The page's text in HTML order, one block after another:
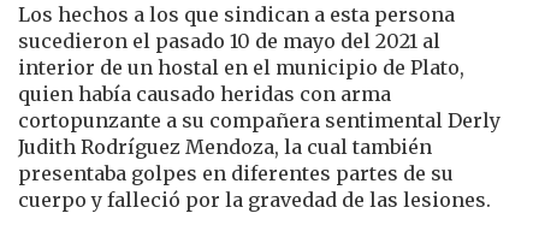
Los hechos a los que sindican a esta persona
sucedieron el pasado 10 de mayo del 2021 al
interior de un hostal en el municipio de Plato,
quien había causado heridas con arma
cortopunzante a su compañera sentimental Derly
Judith Rodríguez Mendoza, la cual también
presentaba golpes en diferentes partes de su
cuerpo y falleció por la gravedad de las lesiones.